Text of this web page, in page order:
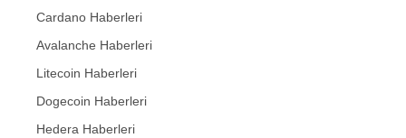
Cardano Haberleri
Avalanche Haberleri
Litecoin Haberleri
Dogecoin Haberleri
Hedera Haberleri